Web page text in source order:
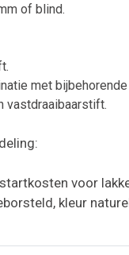
of blind.
met
vastdraaibaarstift.
voor
kleur